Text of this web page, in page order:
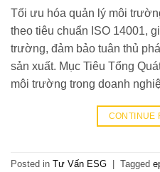
Tối ưu hóa quản lý môi
theo tiêu chuẩn ISO 14001,
trường, đảm bảo tuân thủ
sản xuất. Mục Tiêu Tổng
môi trường trong doanh
CONTINUE
Posted in Tư Vấn ESG Tagged